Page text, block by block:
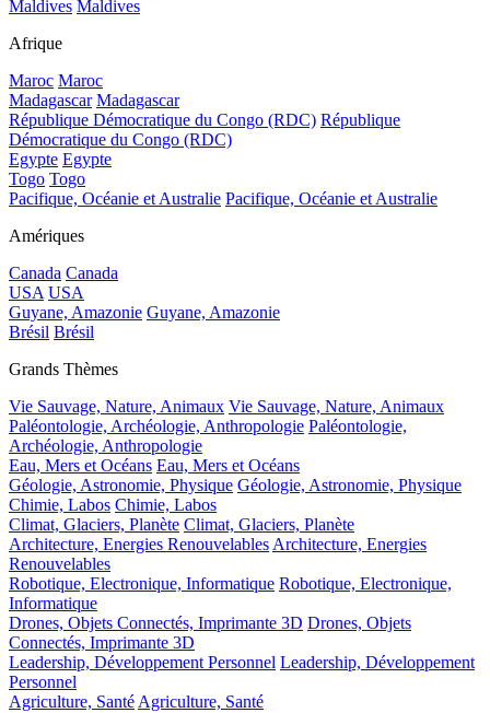
Maldives Maldives
Afrique
Maroc Maroc
Madagascar Madagascar
République Démocratique du Congo (RDC) République
Démocratique du Congo (RDC)
Egypte Egypte
Togo Togo
Pacifique, Océanie et Australie Pacifique, Océanie et Australie
Amériques
Canada Canada
USA USA
Guyane, Amazonie Guyane, Amazonie
Brésil Brésil
Grands Thèmes
Vie Sauvage, Nature, Animaux Vie Sauvage, Nature, Animaux
Paléontologie, Archéologie, Anthropologie Paléontologie,
Archéologie, Anthropologie
Eau, Mers et Océans Eau, Mers et Océans
Géologie, Astronomie, Physique Géologie, Astronomie, Physique
Chimie, Labos Chimie, Labos
Climat, Glaciers, Planète Climat, Glaciers, Planète
Architecture, Energies RenouvelablesArchitecture, Energies
Renouvelables
Robotique, Electronique, Informatique Robotique, Electronique,
Informatique
Drones, Objets Connectés, Imprimante 3D Drones, Objets
Connectés, Imprimante 3D
Leadership, Développement Personnel Leadership, Développement
Personnel
Agriculture, SantéAgriculture, Santé